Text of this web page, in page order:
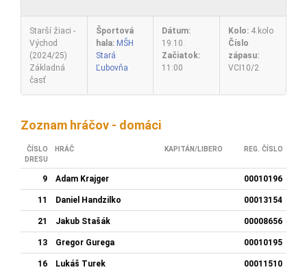
Starší žiaci -
Východ
(2024/25)
Základná
časť
Športová
hala: MŠH
Stará
Ľubovňa
Dátum:
19.10.
Začiatok:
11:00
Kolo:4.kolo
Číslo
zápasu:
VCI10/2
Zoznam hráčov - domáci
ČÍSLO
DRESU
HRÁČ KAPITÁN/LIBERO REG. ČÍSLO
9 Adam Krajger 00010196
11 Daniel Handzilko 00013154
21 Jakub Stašák 00008656
13 Gregor Gurega 00010195
16 Lukáš Turek 00011510